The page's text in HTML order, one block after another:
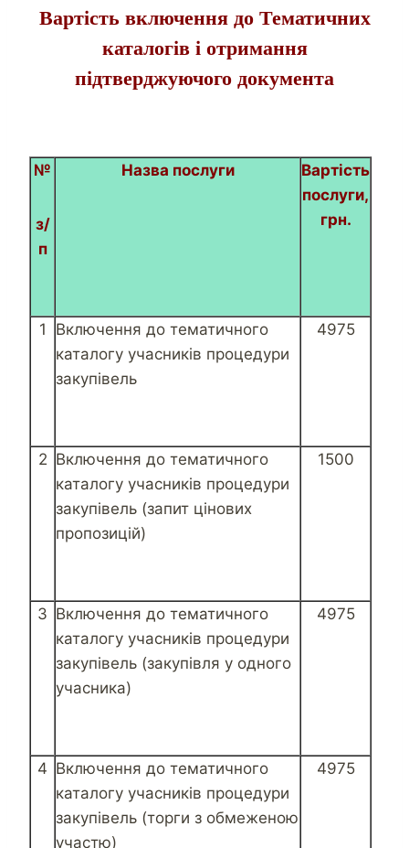
Вартість включення до Тематичних
каталогів і отримання
підтверджуючого документа
№
з/
п
Назва послуги
Вартість
послуги,
грн.
1
Включення до тематичного
каталогу учасників процедури
закупівель
4975
2 Включення до тематичного
каталогу учасників процедури
закупівель (запит цінових
пропозицій)
1500
3 Включення до тематичного
каталогу учасників процедури
закупівель (закупівля у одного
учасника)
4975
4 Включення до тематичного
каталогу учасників процедури
закупівель (торги з обмеженою
участю)
4975